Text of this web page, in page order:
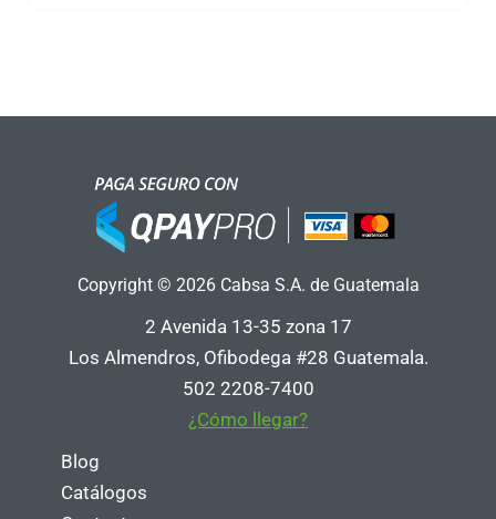
Copyright © 2026 Cabsa S.A. de Guatemala
2 Avenida 13-35 zona 17
Los Almendros, Ofibodega #28 Guatemala.
502 2208-7400
¿Cómo llegar?
Blog
Catálogos